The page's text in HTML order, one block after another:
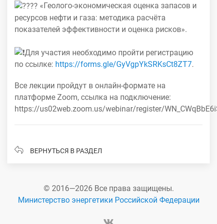
«Геолого-экономическая оценка запасов и
ресурсов нефти и газа: методика расчёта
показателей эффективности и оценка рисков».
Для участия необходимо пройти регистрацию
по ссылке: https://forms.gle/GyVgpYkSRKsCt8ZT7.
Все лекции пройдут в онлайн-формате на
платформе Zoom, ссылка на подключение:
https://us02web.zoom.us/webinar/register/
ВЕРНУТЬСЯ В РАЗДЕЛ
© 2016—2026 Все права защищены.
Министерство энергетики Российской Федерации